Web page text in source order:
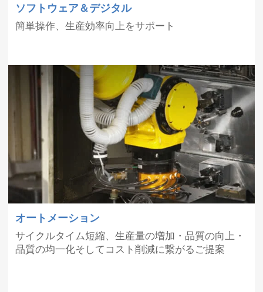
7月16
日
立形マシニングセンタ V300が日本力（にっ
ぽんぶらんど）賞を受賞しました。
5月23
【V300 特設サイト】オープンしました。
SBTi認定を取得しました。
4月25
ゴールデンウィーク休業のお知らせ
4月9
日
【INTERMOLD2025 マキノ特設サイト】オ
ープンしました。
ソフトウェア＆デジタル
簡単操作、生産効率向上をサポート
オートメーション
サイクルタイム短縮、生産量の増加・品質の向上・
品質の均一化そしてコスト削減に繋がるご提案